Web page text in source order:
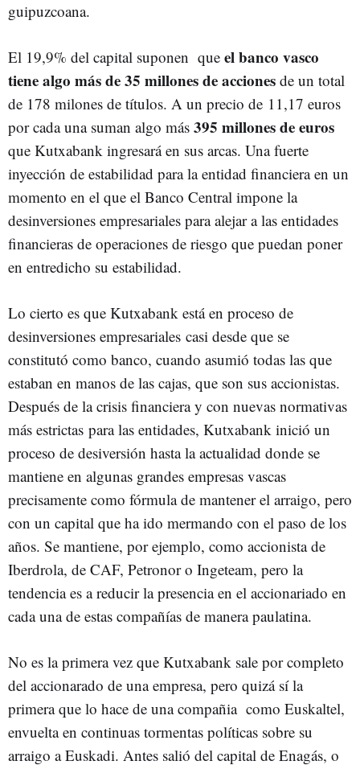
guipuzcoana.
El 19,9% del capital suponen que el banco vasco
tiene algo más de 35 millones de acciones de un total
de 178 milones de títulos. A un precio de 11,17 euros
por cada una suman algo más 395 millones de euros
que Kutxabank ingresará en sus arcas. Una fuerte
inyección de estabilidad para la entidad financiera en un
momento en el que el Banco Central impone la
desinversiones empresariales para alejar a las entidades
financieras de operaciones de riesgo que puedan poner
en entredicho su estabilidad.
Lo cierto es que Kutxabank está en proceso de
desinversiones empresariales casi desde que se
constitutó como banco, cuando asumió todas las que
estaban en manos de las cajas, que son sus accionistas.
Después de la crisis financiera y con nuevas normativas
más estrictas para las entidades, Kutxabank inició un
proceso de desiversión hasta la actualidad donde se
mantiene en algunas grandes empresas vascas
precisamente como fórmula de mantener el arraigo, pero
con un capital que ha ido mermando con el paso de los
años. Se mantiene, por ejemplo, como accionista de
Iberdrola, de CAF, Petronor o Ingeteam, pero la
tendencia es a reducir la presencia en el accionariado en
cada una de estas compañías de manera paulatina.
No es la primera vez que Kutxabank sale por completo
del accionarado de una empresa, pero quizá sí la
primera que lo hace de una compañia como Euskaltel,
envuelta en continuas tormentas políticas sobre su
arraigo a Euskadi. Antes salió del capital de Enagás, o